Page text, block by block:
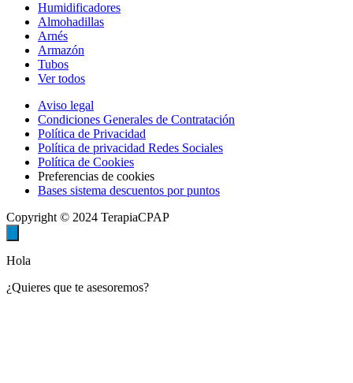
Humidificadores
Almohadillas
Arnés
Armazón
Tubos
Ver todos
Aviso legal
Condiciones Generales de Contratación
Política de Privacidad
Política de privacidad Redes Sociales
Política de Cookies
Preferencias de cookies
Bases sistema descuentos por puntos
Copyright © 2024 TerapiaCPAP
Hola
¿Quieres que te asesoremos?